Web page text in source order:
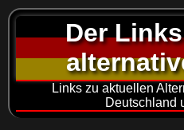
Der
Links zu aktuellen
Deutschland